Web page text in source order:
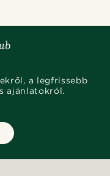
a legfrissebb
ajánlatokról.